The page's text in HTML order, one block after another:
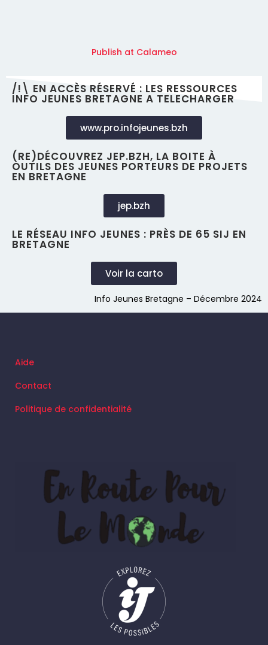
Publish at Calameo
/!\ EN ACCÈS RÉSERVÉ : LES RESSOURCES
INFO JEUNES BRETAGNE A TELECHARGER
www.pro.infojeunes.bzh
(RE)DÉCOUVREZ JEP.BZH, LA BOITE À
OUTILS DES JEUNES PORTEURS DE PROJETS
EN BRETAGNE
jep.bzh
LE RÉSEAU INFO JEUNES : PRÈS DE 65 SIJ EN
BRETAGNE
Voir la carto
Info Jeunes Bretagne – Décembre 2024
Aide
Contact
Politique de confidentialité